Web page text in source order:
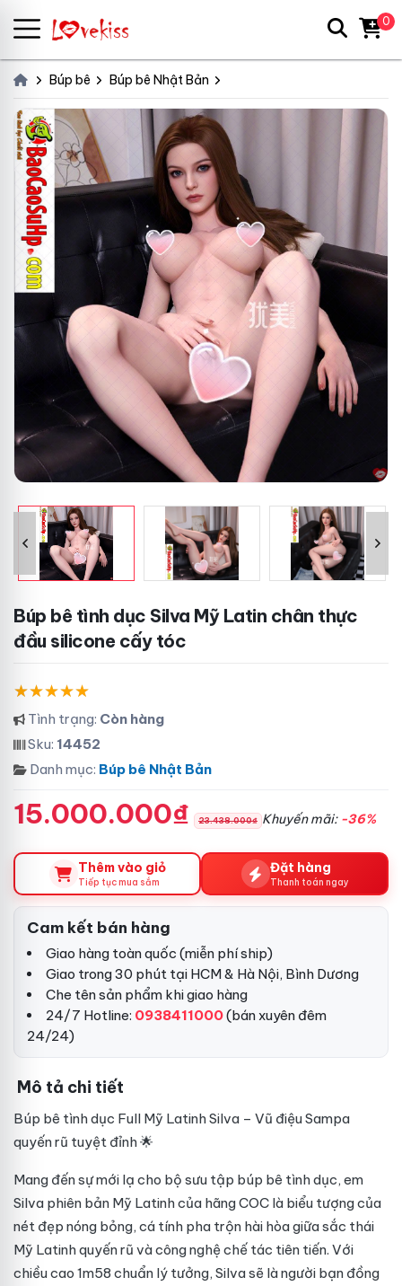
Búp bê Búp bê Nhật Bản
Búp bê tình dục Silva Mỹ Latin chân thực
đầu silicone cấy tóc
Tình trạng: Còn hàng
Sku: 14452
Danh mục: Búp bê Nhật Bản
15.000.000₫ 23.438.000₫ Khuyến mãi: -36%
Thêm vào giỏ
Tiếp tục mua sắm
Đặt hàng
Thanh toán ngay
Cam kết bán hàng
Giao hàng toàn quốc (miễn phí ship)
Giao trong 30 phút tại HCM & Hà Nội, Bình Dương
Che tên sản phẩm khi giao hàng
24/7 Hotline: 0938411000(bán xuyên đêm
24/24)
Mô tả chi tiết
Búp bê tình dục Full Mỹ Latinh Silva – Vũ điệu Sampa
quyến rũ tuyệt đỉnh 🌟
Mang đến sự mới lạ cho bộ sưu tập búp bê tình dục, em
Silva phiên bản Mỹ Latinh của hãng COC là biểu tượng của
nét đẹp nóng bỏng, cá tính pha trộn hài hòa giữa sắc thái
Mỹ Latinh quyến rũ và công nghệ chế tác tiên tiến. Với
chiều cao 1m58 chuẩn lý tưởng, Silva sẽ là người bạn đồng
0